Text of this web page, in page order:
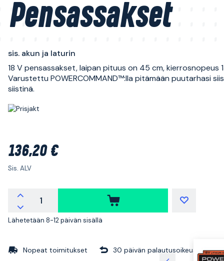
Pensassakset
sis. akun ja laturin
18 V pensassakset, laipan pituus on 45 cm, kierrosnopeus
Varustettu POWERCOMMAND™:lla pitämään puutarhasi
siistinä.
136,20 €
Sis. ALV
Lähetetään 8-12 päivän sisällä
Nopeat toimitukset 30 päivän palautusoikeus